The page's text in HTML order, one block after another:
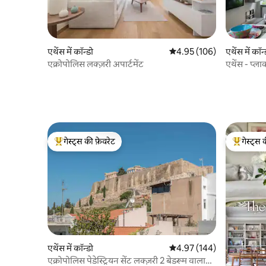
एथेंस में कॉन्डो औसत रेटिंग 5 में से 4.95, 106
4.95 (106)
एक्रोपोलिस लक्ज़री अपार्टमेंट
एथेंस में
एथेंस -
गेस्ट्स का टॉप फ़ेवरेट
गेस्ट्स की फ़ेवरेट
एथेंस में कॉन्डो औसत रेटिंग 5 में से 4.97, 144
4.97 (144)
एक्रोपोलिस पेडेस्ट्रियन सेंट लक्ज़री 2 बेडरूम वाला
गेस्ट्स का
गेस्ट्स